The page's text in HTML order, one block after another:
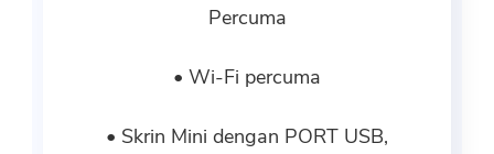
Percuma
• Wi-Fi percuma
• Skrin Mini dengan PORT USB,